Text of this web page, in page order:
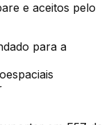
e aceitos pelo
para a